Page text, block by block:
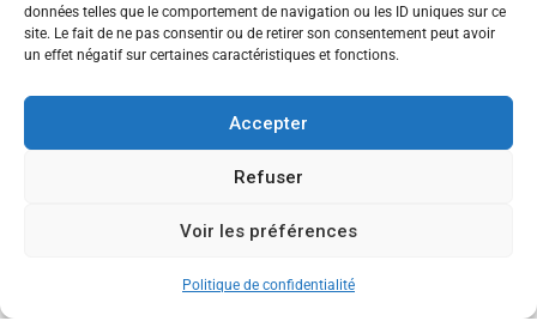
données telles que le comportement de navigation ou les ID uniques sur ce
site. Le fait de ne pas consentir ou de retirer son consentement peut avoir
un effet négatif sur certaines caractéristiques et fonctions.
Accepter
Refuser
Voir les préférences
Politique de confidentialité
Sortie découverte
Tau
Voyage
CANDIDATEZ MAINTENANT